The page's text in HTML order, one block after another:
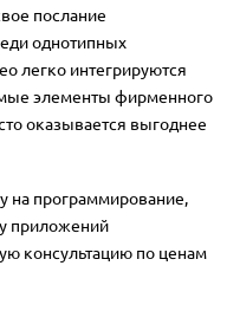
послание
однотипных
легко интегрируются
элементы фирменного
оказывается выгоднее
на программирование,
приложений
консультацию по ценам